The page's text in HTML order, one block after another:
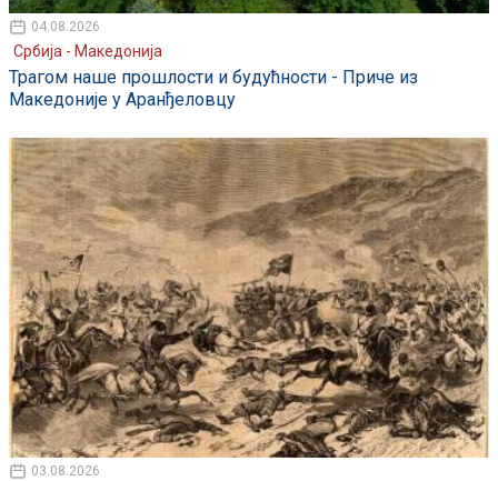
04.08.2026
Србија - Македонија
Трагом наше прошлости и будућности - Приче из
Македоније у Аранђеловцу
03.08.2026